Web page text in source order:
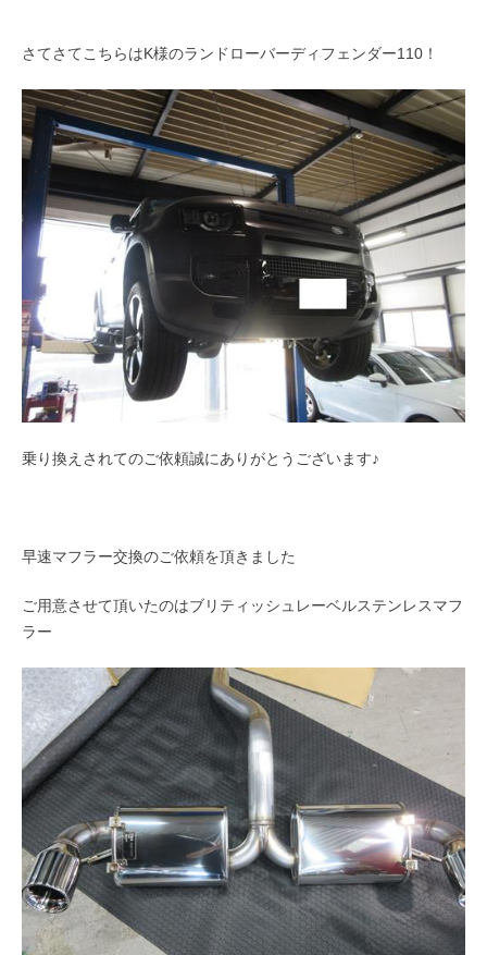
さてさてこちらはK様のランドローバーディフェンダー110！
乗り換えされてのご依頼誠にありがとうございます♪
早速マフラー交換のご依頼を頂きました
ご用意させて頂いたのはブリティッシュレーベルステンレスマフ
ラー